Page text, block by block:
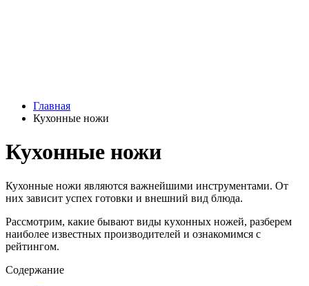
Главная
Кухонные ножи
Кухонные ножи
Кухонные ножи являются важнейшими инструментами. От
них зависит успех готовки и внешний вид блюда.
Рассмотрим, какие бывают виды кухонных ножей, разберем
наиболее известных производителей и ознакомимся с
рейтингом.
Содержание